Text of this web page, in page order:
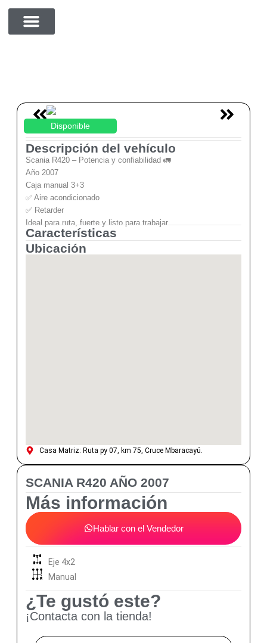
Disponible
Descripción del vehículo
Scania R420 – Potencia y confiabilidad 🚛
Año 2007
Caja manual 3+3
✅ Aire acondicionado
✅ Retarder
Ideal para ruta, fuerte y listo para trabajar.
Características
Ubicación
Casa Matriz: Ruta py 07, km 75, Cruce Mbaracayú.
SCANIA R420 AÑO 2007
Más información
Hablar con el Vendedor
Eje 4x2
Manual
¿Te gustó este?
¡Contacta con la tienda!